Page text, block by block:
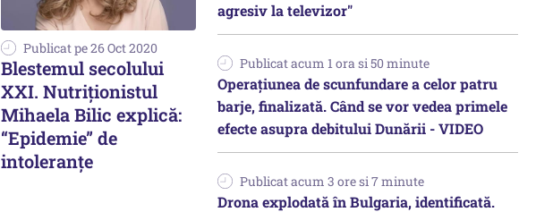
Publicat pe 26 Oct 2020
Blestemul secolului
XXI. Nutriționistul
Mihaela Bilic explică:
“Epidemie” de
intoleranțe
agresiv la televizor"
Publicat acum 1 ora si 50 minute
Operațiunea de scunfundare a celor patru
barje, finalizată. Când se vor vedea primele
efecte asupra debitului Dunării - VIDEO
Publicat acum 3 ore si 7 minute
Drona explodată în Bulgaria, identificată.